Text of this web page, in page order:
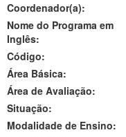
Coordenador(a):
Nome do Programa em
Inglês:
Código:
Área Básica:
Área de Avaliação:
Situação:
Modalidade de Ensino: